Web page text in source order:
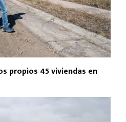
propios 45 viviendas en